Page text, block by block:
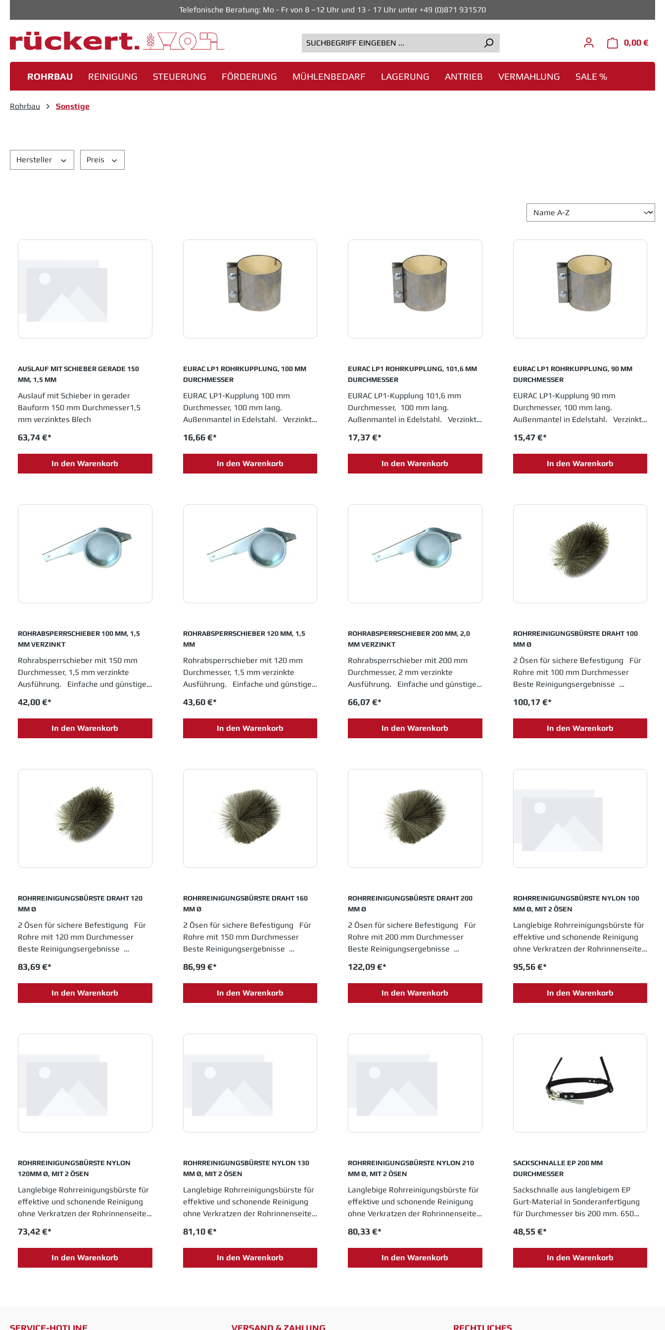
Telefonische Beratung: Mo - Fr von 8 –12 Uhr und 13 - 17 Uhr unter +49 (0)871 931570
0,00 €
ROHRBAU REINIGUNG STEUERUNG FÖRDERUNG MÜHLENBEDARF LAGERUNG ANTRIEB VERMAHLUNG SALE %
Rohrbau Sonstige
Hersteller Preis
AUSLAUF MIT SCHIEBER GERADE 150
MM, 1,5 MM
Auslauf mit Schieber in gerader
Bauform 150 mm Durchmesser1,5
mm verzinktes Blech
63,74 €*
In den Warenkorb
EURAC LP1 ROHRKUPPLUNG, 100 MM
DURCHMESSER
EURAC LP1-Kupplung 100 mm
Durchmesser, 100 mm lang.
Außenmantel in Edelstahl. Verzinkte
Naturgummidichtung nach F.D.A.
16,66 €*
In den Warenkorb
EURAC LP1 ROHRKUPPLUNG, 101,6 MM
DURCHMESSER
EURAC LP1-Kupplung 101,6 mm
Durchmesser, 100 mm lang.
Außenmantel in Edelstahl. Verzinkte
Naturgummidichtung nach F.D.A.
17,37 €*
In den Warenkorb
EURAC LP1 ROHRKUPPLUNG, 90 MM
DURCHMESSER
EURAC LP1-Kupplung 90 mm
Durchmesser, 100 mm lang.
Außenmantel in Edelstahl. Verzinkte
Naturgummidichtung nach F.D.A.
15,47 €*
In den Warenkorb
ROHRABSPERRSCHIEBER 100 MM, 1,5
MM VERZINKT
Rohrabsperrschieber mit 150 mm
Durchmesser, 1,5 mm verzinkte
Ausführung. Einfache und günstige
gebördelten Rändern. Ohne
Dichtung.
42,00 €*
In den Warenkorb
ROHRABSPERRSCHIEBER 120 MM, 1,5
MM
Rohrabsperrschieber mit 120 mm
Durchmesser, 1,5 mm verzinkte
Ausführung. Einfache und günstige
Bördel. Ohne Dichtung.
43,60 €*
In den Warenkorb
ROHRABSPERRSCHIEBER 200 MM, 2,0
MM VERZINKT
Rohrabsperrschieber mit 200 mm
Durchmesser, 2 mm verzinkte
Ausführung. Einfache und günstige
gebördelten Rändern. Ohne
Dichtung.
66,07 €*
In den Warenkorb
ROHRREINIGUNGSBÜRSTE DRAHT 100
MM Ø
2 Ösen für sichere Befestigung Für
Rohre mit 100 mm Durchmesser
Beste Reinigungsergebnisse
100,17 €*
In den Warenkorb
ROHRREINIGUNGSBÜRSTE DRAHT 120
MM Ø
2 Ösen für sichere Befestigung Für
Rohre mit 120 mm Durchmesser
Beste Reinigungsergebnisse
83,69 €*
In den Warenkorb
ROHRREINIGUNGSBÜRSTE DRAHT 160
MM Ø
2 Ösen für sichere Befestigung Für
Rohre mit 150 mm Durchmesser
Beste Reinigungsergebnisse
86,99 €*
In den Warenkorb
ROHRREINIGUNGSBÜRSTE DRAHT 200
MM Ø
2 Ösen für sichere Befestigung Für
Rohre mit 200 mm Durchmesser
Beste Reinigungsergebnisse
122,09 €*
In den Warenkorb
ROHRREINIGUNGSBÜRSTE NYLON 100
MM Ø, MIT 2 ÖSEN
Langlebige Rohrreinigungsbürste für
effektive und schonende Reinigung
ohne Verkratzen der Rohrinnenseite.
Ösen für einfachen Durchzug.
95,56 €*
In den Warenkorb
ROHRREINIGUNGSBÜRSTE NYLON
120MM Ø, MIT 2 ÖSEN
Langlebige Rohrreinigungsbürste für
effektive und schonende Reinigung
ohne Verkratzen der Rohrinnenseite.
Ösen für einfachen Durchzug.
73,42 €*
In den Warenkorb
ROHRREINIGUNGSBÜRSTE NYLON 130
MM Ø, MIT 2 ÖSEN
Langlebige Rohrreinigungsbürste für
effektive und schonende Reinigung
ohne Verkratzen der Rohrinnenseite.
Ösen für einfachen Durchzug.
81,10 €*
In den Warenkorb
ROHRREINIGUNGSBÜRSTE NYLON 210
MM Ø, MIT 2 ÖSEN
Langlebige Rohrreinigungsbürste für
effektive und schonende Reinigung
ohne Verkratzen der Rohrinnenseite.
Ösen für einfachen Durchzug.
80,33 €*
In den Warenkorb
SACKSCHNALLE EP 200 MM
DURCHMESSER
Sackschnalle aus langlebigem EP
Gurt-Material in Sonderanfertigung
für Durchmesser bis 200 mm. 650
Schnallenverschluss aus eloxal
verzinktem Metall
48,55 €*
In den Warenkorb
SERVICE-HOTLINE VERSAND & ZAHLUNG RECHTLICHES